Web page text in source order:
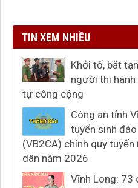
TIN XEM NHIỀU
Khởi tố, bắt
người thi
tự công cộng
Công an tỉnh
tuyển sinh
(VB2CA) chính quy
dân năm 2026
Vĩnh Long: 73